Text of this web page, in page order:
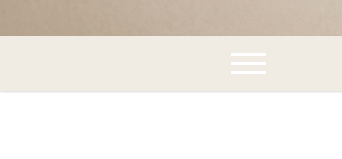
YFCaptures